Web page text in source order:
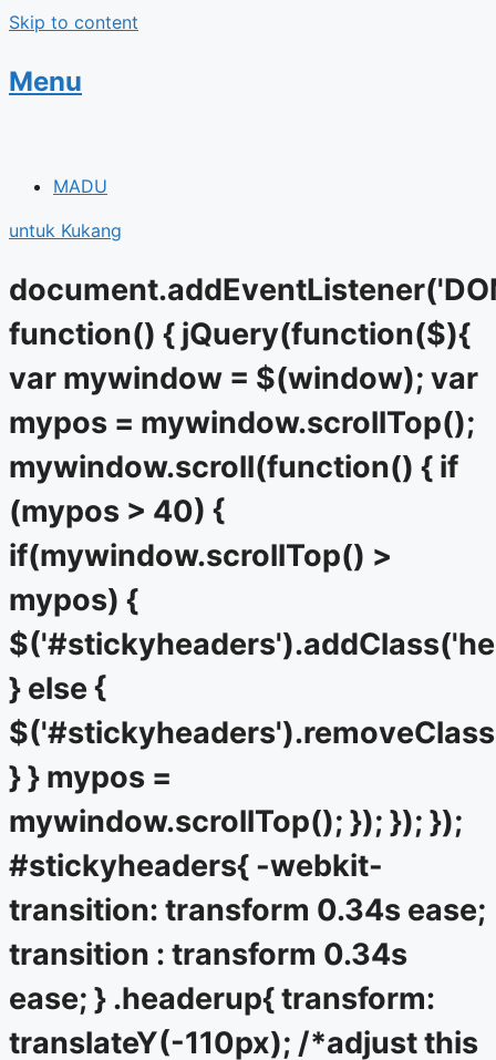
Skip to content
Menu
MADU
untuk Kukang
function() { jQuery(function($){
var mywindow = $(window); var
mypos = mywindow.scrollTop();
mywindow.scroll(function() { if
(mypos > 40) {
if(mywindow.scrollTop() >
mypos) {
} else {
} } mypos =
mywindow.scrollTop(); }); }); });
#stickyheaders{ -webkit-
transition: transform 0.34s ease;
transition : transform 0.34s
ease; } .headerup{ transform:
translateY(-110px); /*adjust this